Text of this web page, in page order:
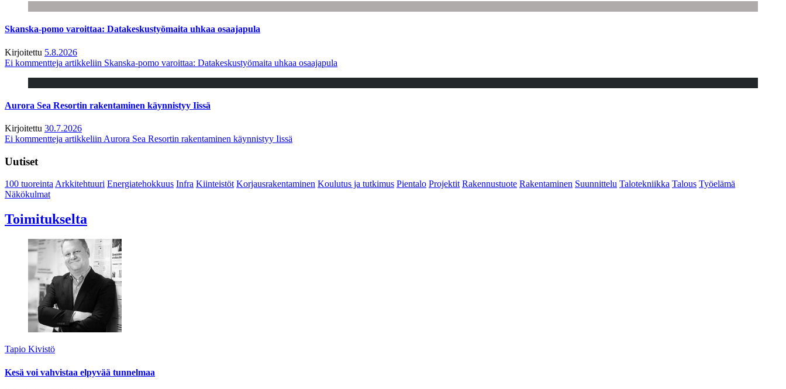
Skanska-pomo varoittaa: Datakeskustyömaita uhkaa osaajapula
Kirjoitettu 5.8.2026
Ei kommentteja artikkeliin Skanska-pomo varoittaa: Datakeskustyömaita uhkaa osaajapula
Aurora Sea Resortin rakentaminen käynnistyy Iissä
Kirjoitettu 30.7.2026
Ei kommentteja artikkeliin Aurora Sea Resortin rakentaminen käynnistyy Iissä
Uutiset
100 tuoreintaArkkitehtuuri Energiatehokkuus Infra Kiinteistöt Korjausrakentaminen Koulutus ja tutkimus Pientalo Projektit Rakennustuote Rakentaminen Suunnittelu Talotekniikka Talous Työelämä
Näkökulmat
Toimitukselta
Tapio Kivistö
Kesä voi vahvistaa elpyvää tunnelmaa